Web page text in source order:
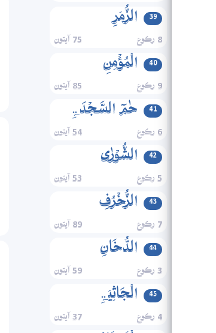
39 الزُّمَرِ
8 رڪوع 75 آيتون
40 الۡمُؤۡمِنِ
9 رڪوع 85 آيتون
41 حٰمٓ السَّجۡدَۃِ
6 رڪوع 54 آيتون
42 الشُّوۡرٰی
5 رڪوع 53 آيتون
43 الزُّخۡرُفِ
7 رڪوع 89 آيتون
44 الدُّخَانِ
3 رڪوع 59 آيتون
45 الۡجَاثِیَۃِ
4 رڪوع 37 آيتون